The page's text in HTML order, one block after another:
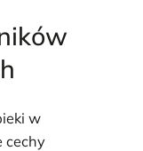
w
cechy